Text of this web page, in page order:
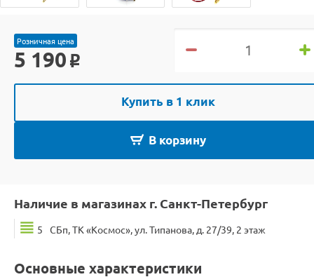
Розничная цена
5 190 o
Купить в 1 клик
В корзину
Наличие в магазинах г. Санкт-Петербург
5 СБп, ТК «Космос», ул. Типанова, д. 27/39, 2 этаж
Основные характеристики